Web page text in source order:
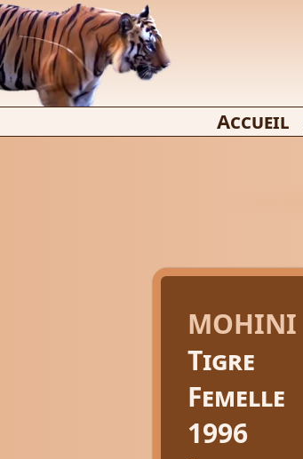
Accueil
MOHINI
Tigre
Femelle
1996